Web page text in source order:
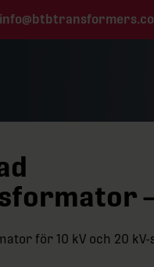
–
för 10 kV och 20